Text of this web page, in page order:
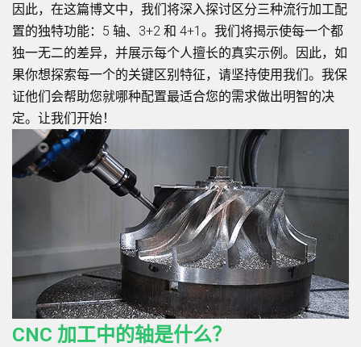
因此，在这篇博文中，我们将深入探讨区分三种流行加工配
置的独特功能：5 轴、3+2 和 4+1。我们将揭示使每一个都
独一无二的差异，并展示每个人擅长的真实示例。因此，如
果你想探索每一个的关键区别特征，请坚持使用我们。我保
证他们会帮助您就哪种配置最适合您的需求做出明智的决
定。让我们开始！
CNC 加工中的轴是什么？